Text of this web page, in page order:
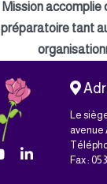
Mission accomplie
préparatoire tant
Le
avenue
Fax : 05